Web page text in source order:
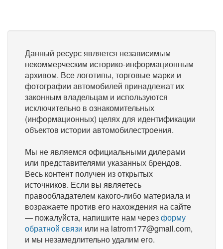
Данный ресурс является независимым
некоммерческим историко-информационным
архивом. Все логотипы, торговые марки и
фотографии автомобилей принадлежат их
законным владельцам и используются
исключительно в ознакомительных
(информационных) целях для идентификации
объектов истории автомобилестроения.
Мы не являемся официальными дилерами
или представителями указанных брендов.
Весь контент получен из открытых
источников. Если вы являетесь
правообладателем какого-либо материала и
возражаете против его нахождения на сайте
— пожалуйста, напишите нам черезформу
обратной связи или на latrom177@gmail.com,
и мы незамедлительно удалим его.